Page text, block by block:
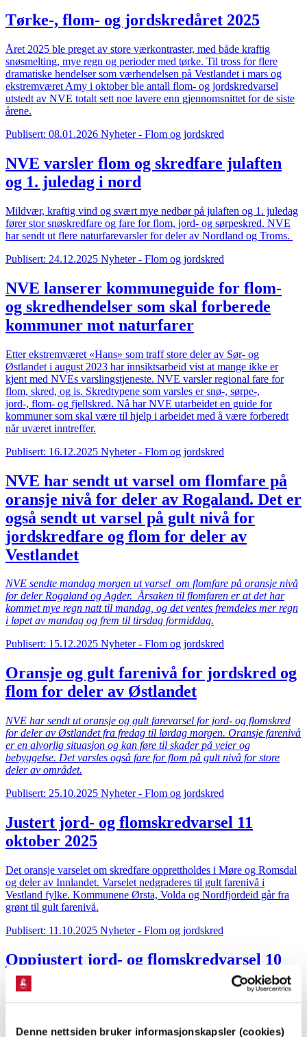
Denne nettsiden bruker informasjonskapsler (cookies)
Tørke-, flom- og jordskredåret 2025
Året 2025 ble preget av store værkontraster, med både kraftig
snøsmelting, mye regn og perioder med tørke. Til tross for flere
dramatiske hendelser som værhendelsen på Vestlandet i mars og
ekstremværet Amy i oktober ble antall flom- og jordskredvarsel
utstedt av NVE totalt sett noe lavere enn gjennomsnittet for de siste
årene.
Publisert: 08.01.2026 Nyheter - Flom og jordskred
NVE varsler flom og skredfare julaften
og 1. juledag i nord
Mildvær, kraftig vind og svært mye nedbør på julaften og 1. juledag
fører stor snøskredfare og fare for flom, jord- og sørpeskred. NVE
har sendt ut flere naturfarevarsler for deler av Nordland og Troms.
Publisert: 24.12.2025 Nyheter - Flom og jordskred
NVE lanserer kommuneguide for flom-
og skredhendelser som skal forberede
kommuner mot naturfarer
Etter ekstremværet «Hans» som traff store deler av Sør- og
Østlandet i august 2023 har innsiktsarbeid vist at mange ikke er
kjent med NVEs varslingstjeneste. NVE varsler regional fare for
flom, skred, og is. Skredtypene som varsles er snø-, sørpe-,
jord-, flom- og fjellskred. Nå har NVE utarbeidet en guide for
kommuner som skal være til hjelp i arbeidet med å være forberedt
når uværet inntreffer.
Publisert: 16.12.2025 Nyheter - Flom og jordskred
NVE har sendt ut varsel om flomfare på
oransje nivå for deler av Rogaland. Det er
også sendt ut varsel på gult nivå for
jordskredfare og flom for deler av
Vestlandet
NVE sendte mandag morgen ut varsel om flomfare på oransje nivå
for deler Rogaland og Agder. Årsaken til flomfaren er at det har
kommet mye regn natt til mandag, og det ventes fremdeles mer regn
i løpet av mandag og frem til tirsdag formiddag.
Publisert: 15.12.2025 Nyheter - Flom og jordskred
Oransje og gult farenivå for jordskred og
flom for deler av Østlandet
NVE har sendt ut oransje og gult farevarsel for jord- og flomskred
for deler av Østlandet fra fredag til lørdag morgen. Oransje farenivå
er en alvorlig situasjon og kan føre til skader på veier og
bebyggelse. Det varsles også fare for flom på gult nivå for store
deler av området.
Publisert: 25.10.2025 Nyheter - Flom og jordskred
Justert jord- og flomskredvarsel 11
oktober 2025
Det oransje varselet om skredfare opprettholdes i Møre og Romsdal
og deler av Innlandet. Varselet nedgraderes til gult farenivå i
Vestland fylke. Kommunene Ørsta, Volda og Nordfjordeid går fra
grønt til gult farenivå.
Publisert: 11.10.2025 Nyheter - Flom og jordskred
Oppjustert jord- og flomskredvarsel 10
oktober 2025
gjelder fra fredag morgen til søndag morgen.